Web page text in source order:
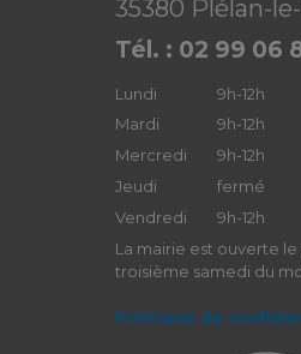
35380 Plélan-
Tél. : 02 99 06
Lundi 9h-12h
Mardi
9h-12h
Mercredi
9h-12h
Jeudi
fermé
Vendredi
9h-12h
La mairie est ouverte
troisième samedi du
Politique de